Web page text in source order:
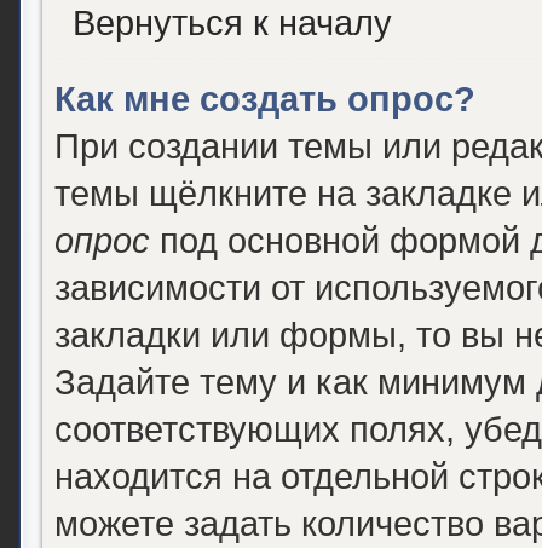
Вернуться к началу
Как мне создать опрос?
При создании темы или
темы щёлкните на закладке
опрос под основной формой
зависимости от
закладки или формы, то вы
Задайте тему и как минимум
соответствующих полях,
находится на отдельной
можете задать количество